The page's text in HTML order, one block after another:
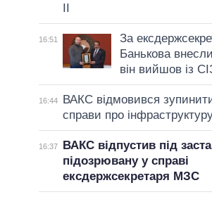
II
16:51
За
Банькова
він вийшов із
16:44
ВАКС відмовився
справи про
16:37
ВАКС відпустив під
підозрювану у справі
ексдержсекретаря МЗС